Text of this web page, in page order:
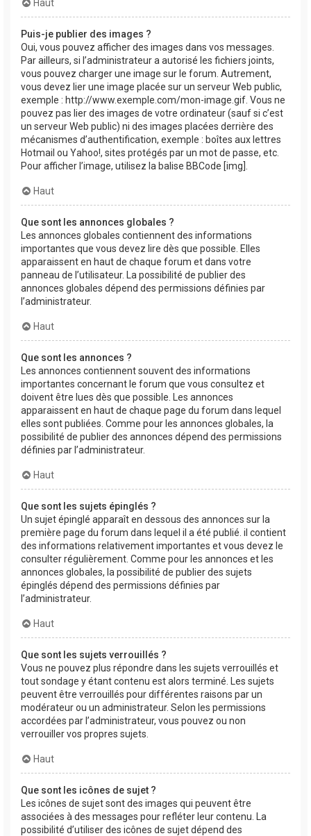
Haut
Puis-je publier des images ?
Oui, vous pouvez afficher des images dans vos messages.
Par ailleurs, si l’administrateur a autorisé les fichiers joints,
vous pouvez charger une image sur le forum. Autrement,
vous devez lier une image placée sur un serveur Web public,
exemple : http://www.exemple.com/mon-image.gif. Vous ne
pouvez pas lier des images de votre ordinateur (sauf si c’est
un serveur Web public) ni des images placées derrière des
mécanismes d’authentification, exemple : boîtes aux lettres
Hotmail ou Yahoo!, sites protégés par un mot de passe, etc.
Pour afficher l’image, utilisez la balise BBCode [img].
Haut
Que sont les annonces globales ?
Les annonces globales contiennent des informations
importantes que vous devez lire dès que possible. Elles
apparaissent en haut de chaque forum et dans votre
panneau de l’utilisateur. La possibilité de publier des
annonces globales dépend des permissions définies par
l’administrateur.
Haut
Que sont les annonces ?
Les annonces contiennent souvent des informations
importantes concernant le forum que vous consultez et
doivent être lues dès que possible. Les annonces
apparaissent en haut de chaque page du forum dans lequel
elles sont publiées. Comme pour les annonces globales, la
possibilité de publier des annonces dépend des permissions
définies par l’administrateur.
Haut
Que sont les sujets épinglés ?
Un sujet épinglé apparaît en dessous des annonces sur la
première page du forum dans lequel il a été publié. il contient
des informations relativement importantes et vous devez le
consulter régulièrement. Comme pour les annonces et les
annonces globales, la possibilité de publier des sujets
épinglés dépend des permissions définies par
l’administrateur.
Haut
Que sont les sujets verrouillés ?
Vous ne pouvez plus répondre dans les sujets verrouillés et
tout sondage y étant contenu est alors terminé. Les sujets
peuvent être verrouillés pour différentes raisons par un
modérateur ou un administrateur. Selon les permissions
accordées par l’administrateur, vous pouvez ou non
verrouiller vos propres sujets.
Haut
Que sont les icônes de sujet ?
Les icônes de sujet sont des images qui peuvent être
associées à des messages pour refléter leur contenu. La
possibilité d’utiliser des icônes de sujet dépend des